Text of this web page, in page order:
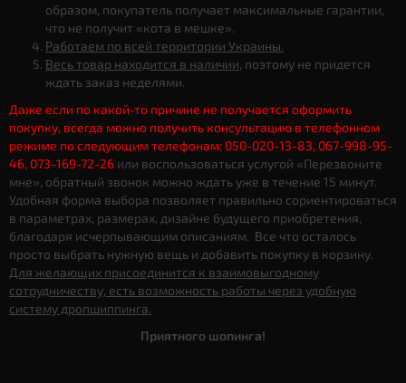
образом, покупатель получает максимальные гарантии,
что не получит «кота в мешке».
Работаем по всей территории Украины.
Весь товар находится в наличии, поэтому не придется
ждать заказ неделями.
Даже если по какой-то причине не получается оформить
покупку, всегда можно получить консультацию в телефонном
режиме по следующим телефонам: 050-020-13-83, 067-998-95-
46, 073-169-72-26 или воспользоваться услугой «Перезвоните
мне», обратный звонок можно ждать уже в течение 15 минут.
Удобная форма выбора позволяет правильно сориентироваться
в параметрах, размерах, дизайне будущего приобретения,
благодаря исчерпывающим описаниям. Все что осталось
просто выбрать нужную вещь и добавить покупку в корзину.
Для желающих присоединится к взаимовыгодному
сотрудничеству, есть возможность работы через удобную
систему дропшиппинга.
Приятного шопинга!